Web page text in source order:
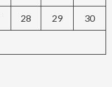
28 29 30